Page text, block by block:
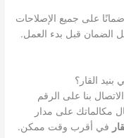
ضمانًا على جميع الإصلاحات
الضمان قبل بدء العمل.
بنا على الرقم
مكالماتك على مدار
في أقرب وقت ممكن.